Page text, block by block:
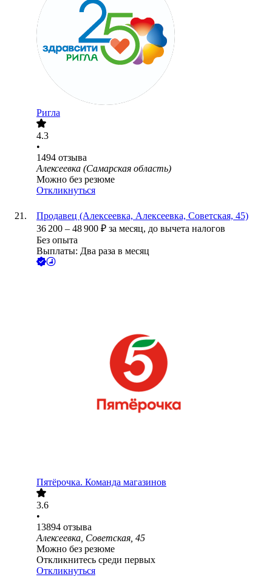
Ригла
4.3
•
1494 отзыва
Алексеевка (Самарская область)
Можно без резюме
Откликнуться
Продавец (Алексеевка, Алексеевка, Советская, 45)
36 200 – 48 900 ₽ за месяц, до вычета налогов
Без опыта
Выплаты: Два раза в месяц
Пятёрочка. Команда магазинов
3.6
•
13894 отзыва
Алексеевка, Советская, 45
Можно без резюме
Откликнитесь среди первых
Откликнуться